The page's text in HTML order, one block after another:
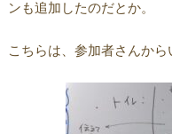
ンも追加したのだとか。
こちらは、参加者さんか